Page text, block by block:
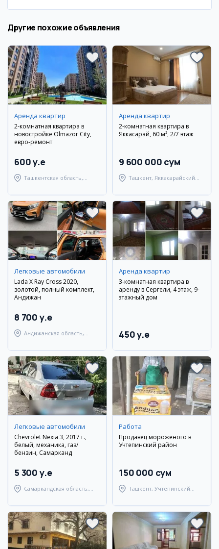
Другие похожие объявления
Аренда квартир
2-комнатная квартира в
новостройке Olmazor City,
евро-ремонт
600 y.e
Ташкентская область,
Аренда квартир
2-комнатная квартира в
Яккасарай, 60 м², 2/7 этаж
9 600 000 сум
Ташкент, Яккасарайский
Легковые автомобили
Lada X Ray Cross 2020,
золотой, полный комплект,
Андижан
8 700 y.e
Андижанская область,
Аренда квартир
3-комнатная квартира в
аренду в Сергели, 4 этаж, 9-
этажный дом
450 y.e
Легковые автомобили
Chevrolet Nexia 3, 2017 г.,
белый, механика, газ/
бензин, Самарканд
5 300 y.e
Самаркандская область,
Работа
Продавец мороженого в
Учтепинский район
150 000 сум
Ташкент, Учтепинский